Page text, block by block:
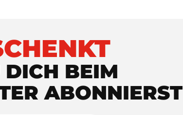
BEIM
ABONNIERST